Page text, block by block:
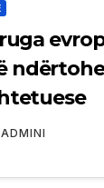
ADMINI